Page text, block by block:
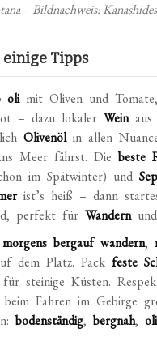
– Bildnachweis:
einige Tipps
olimit Oliven und Tomate,
– dazu lokalerWein
Olivenölin allen
Meer fährst. Diebeste
im Spätwinter) und
ist’s heiß – dann
perfekt fürWandernund
morgens bergauf wandern,
dem Platz. Packfeste
für steinige Küsten.
Fahren im Gebirge
bodenständig,bergnah,